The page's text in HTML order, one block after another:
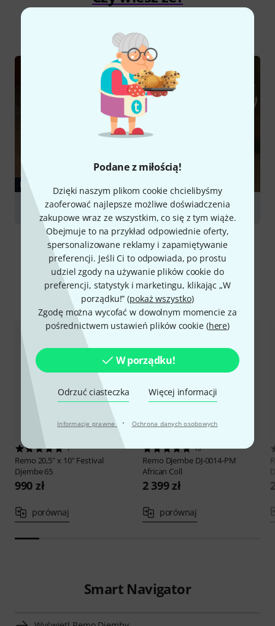
Podane z miłością!
Dzięki naszym plikom cookie chcielibyśmy
zaoferować najlepsze możliwe doświadczenia
zakupowe wraz ze wszystkim, co się z tym wiąże.
Obejmuje to na przykład odpowiednie oferty,
spersonalizowane reklamy i zapamiętywanie
preferencji. Jeśli Ci to odpowiada, po prostu
udziel zgody na używanie plików cookie do
preferencji, statystyk i marketingu, klikając „W
porządku!” (pokaż wszystko)
Zgodę można wycofać w dowolnym momencie za
pośrednictwem ustawień plików cookie (here)
W porządku!
Odrzuć ciasteczka Więcej informacji
Informacje prawne · Ochrona danych osobowych
PORADNIKI
Percussion Instruments
Porównaj opcje
1
Remo 20,5" x 10" Festival
Djembe 65
990 zł
porównaj
10
Remo Djembe DJ-0014-PM
African Coll
2 399 zł
porównaj
Smart Navigator